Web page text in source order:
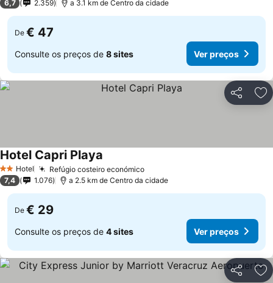
6,7 2.359 a 3.1 km de Centro da cidade
De € 47
Consulte os preços de 8 sites Ver preços
Partilhar
2 Estrelas
Hotel Refúgio costeiro económicoVer preços
Hotel Capri Playa
7,4 1.076 a 2.5 km de Centro da cidade
De € 29
Consulte os preços de 4 sites Ver preços
Partilhar